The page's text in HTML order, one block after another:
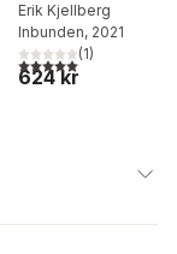
kompositör -
arrangör -
pedagog
Erik Kjellberg
Inbunden, 2021
5,0utav 5 stjärnor.
(1)
624 kr